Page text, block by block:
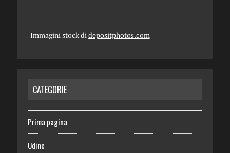
Immagini stock di depositphotos.com
CATEGORIE
Prima pagina
Udine